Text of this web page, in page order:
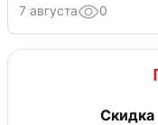
7 августа 0
Скидка